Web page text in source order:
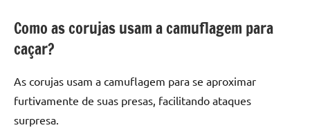
Como as corujas usam a camuflagem para
caçar?
As corujas usam a camuflagem para se aproximar
furtivamente de suas presas, facilitando ataques
surpresa.